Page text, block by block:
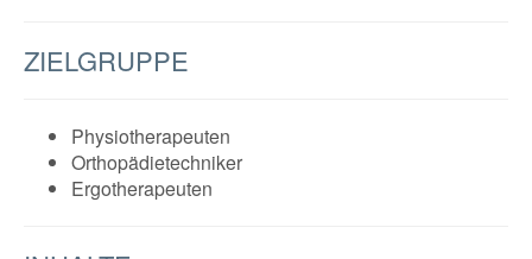
ZIELGRUPPE
Physiotherapeuten
Orthopädietechniker
Ergotherapeuten